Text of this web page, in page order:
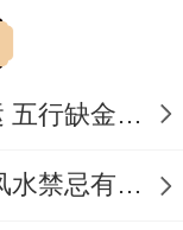
五行缺金的人是不是没有财运 五行缺金的人命运好不好
五行缺火的人需要注意什么 风水禁忌有哪些